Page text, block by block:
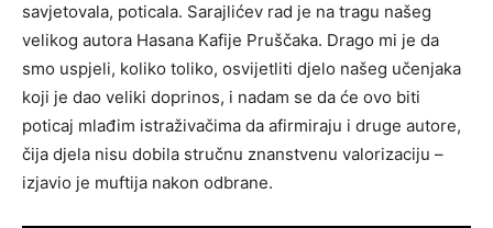
savjetovala, poticala. Sarajlićev rad je na tragu našeg
velikog autora Hasana Kafije Pruščaka. Drago mi je da
smo uspjeli, koliko toliko, osvijetliti djelo našeg učenjaka
koji je dao veliki doprinos, i nadam se da će ovo biti
poticaj mlađim istraživačima da afirmiraju i druge autore,
čija djela nisu dobila stručnu znanstvenu valorizaciju –
izjavio je muftija nakon odbrane.